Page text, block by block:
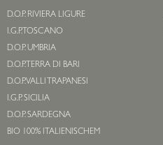
D.O.P. RIVIERA LIGURE
I.G.P. TOSCANO
D.O.P. UMBRIA
D.O.P. TERRA DI BARI
D.O.P. VALLI TRAPANESI
I.G.P. SICILIA
D.O.P. SARDEGNA
BIO 100% ITALIENISCHEM